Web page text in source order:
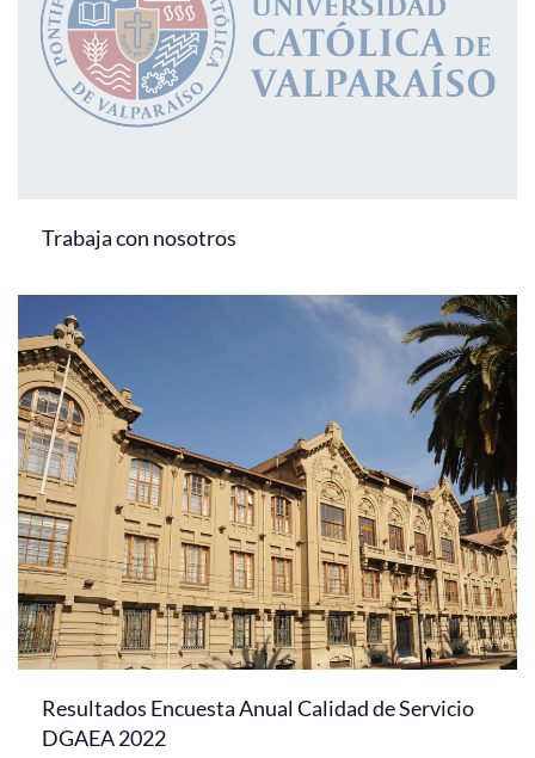
Trabaja con nosotros
Resultados Encuesta Anual Calidad de Servicio
DGAEA 2022